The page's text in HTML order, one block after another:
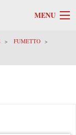
MENU
FUMETTO